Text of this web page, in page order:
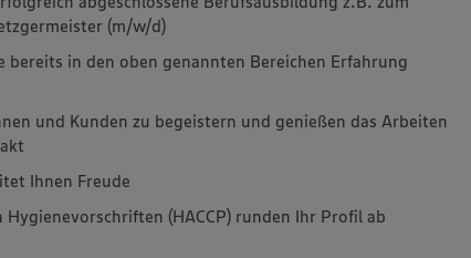
(m/w/d)
bereits in den oben genannten Bereichen Erfahrung
und Kunden zu begeistern und genießen das Arbeiten
Ihnen Freude
(HACCP) runden Ihr Profil ab